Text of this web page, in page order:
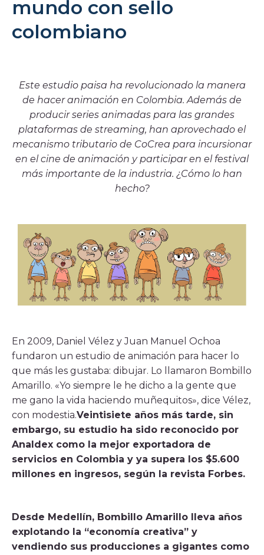
¿En qué consiste el beneficio tributario que
promueve CoCrea?
Proyectos estratégicos
Ciudadanos del Río
Proyectos
Proyectos Convocatoria CoCrea
Proyectos
Priorizados
PAI
Proyectos
Avalados
Proyectos
Priorizados
2023
Proyectos
Priorizados CCB
2024
Ruta
Convocatoria CoCrea 2026
Convocatoria Crea Digital
Convocatoria Territorios
Histórico
Sala de prensa
Suscríbete a la Newsletter
A+ A-
mundo con sello
colombiano
Este estudio paisa ha revolucionado la manera
de hacer animación en Colombia. Además de
producir series animadas para las grandes
plataformas de streaming, han aprovechado el
mecanismo tributario de CoCrea para incursionar
en el cine de animación y participar en el festival
más importante de la industria. ¿Cómo lo han
hecho?
En 2009, Daniel Vélez y Juan Manuel Ochoa
fundaron un estudio de animación para hacer lo
que más les gustaba: dibujar. Lo llamaron Bombillo
Amarillo. «Yo siempre le he dicho a la gente que
me gano la vida haciendo muñequitos», dice Vélez,
con modestia.Veintisiete años más tarde, sin
embargo, su estudio ha sido reconocido por
Analdex como la mejor exportadora de
servicios en Colombia y ya supera los $5.600
millones en ingresos, según la revista Forbes.
Desde Medellín, Bombillo Amarillo lleva años
explotando la “economía creativa” y
vendiendo sus producciones a gigantes como